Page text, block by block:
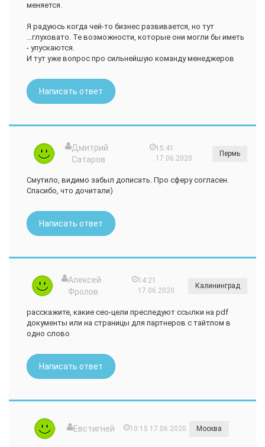
меняется.
Я радуюсь когда чей-то бизнес развивается, но тут
...глуховато. Те возможности, которые они могли бы иметь
- упускаются.
И тут уже вопрос про сильнейшую команду менеджеров
Написать ответ
Дмитрий
Сатаров
15:41
17.06.2020
Пермь
Смутило, видимо забыл дописать. Про сферу согласен.
Спасибо, что дочитали)
Написать ответ
Алексей
Фролов
14:21
17.06.2020
Калининград
расскажите, какие сео-цели преследуют ссылки на pdf
документы или на страницы для партнеров с тайтлом в
одно слово
Написать ответ
Евстигней 10:15 17.06.2020 Москва